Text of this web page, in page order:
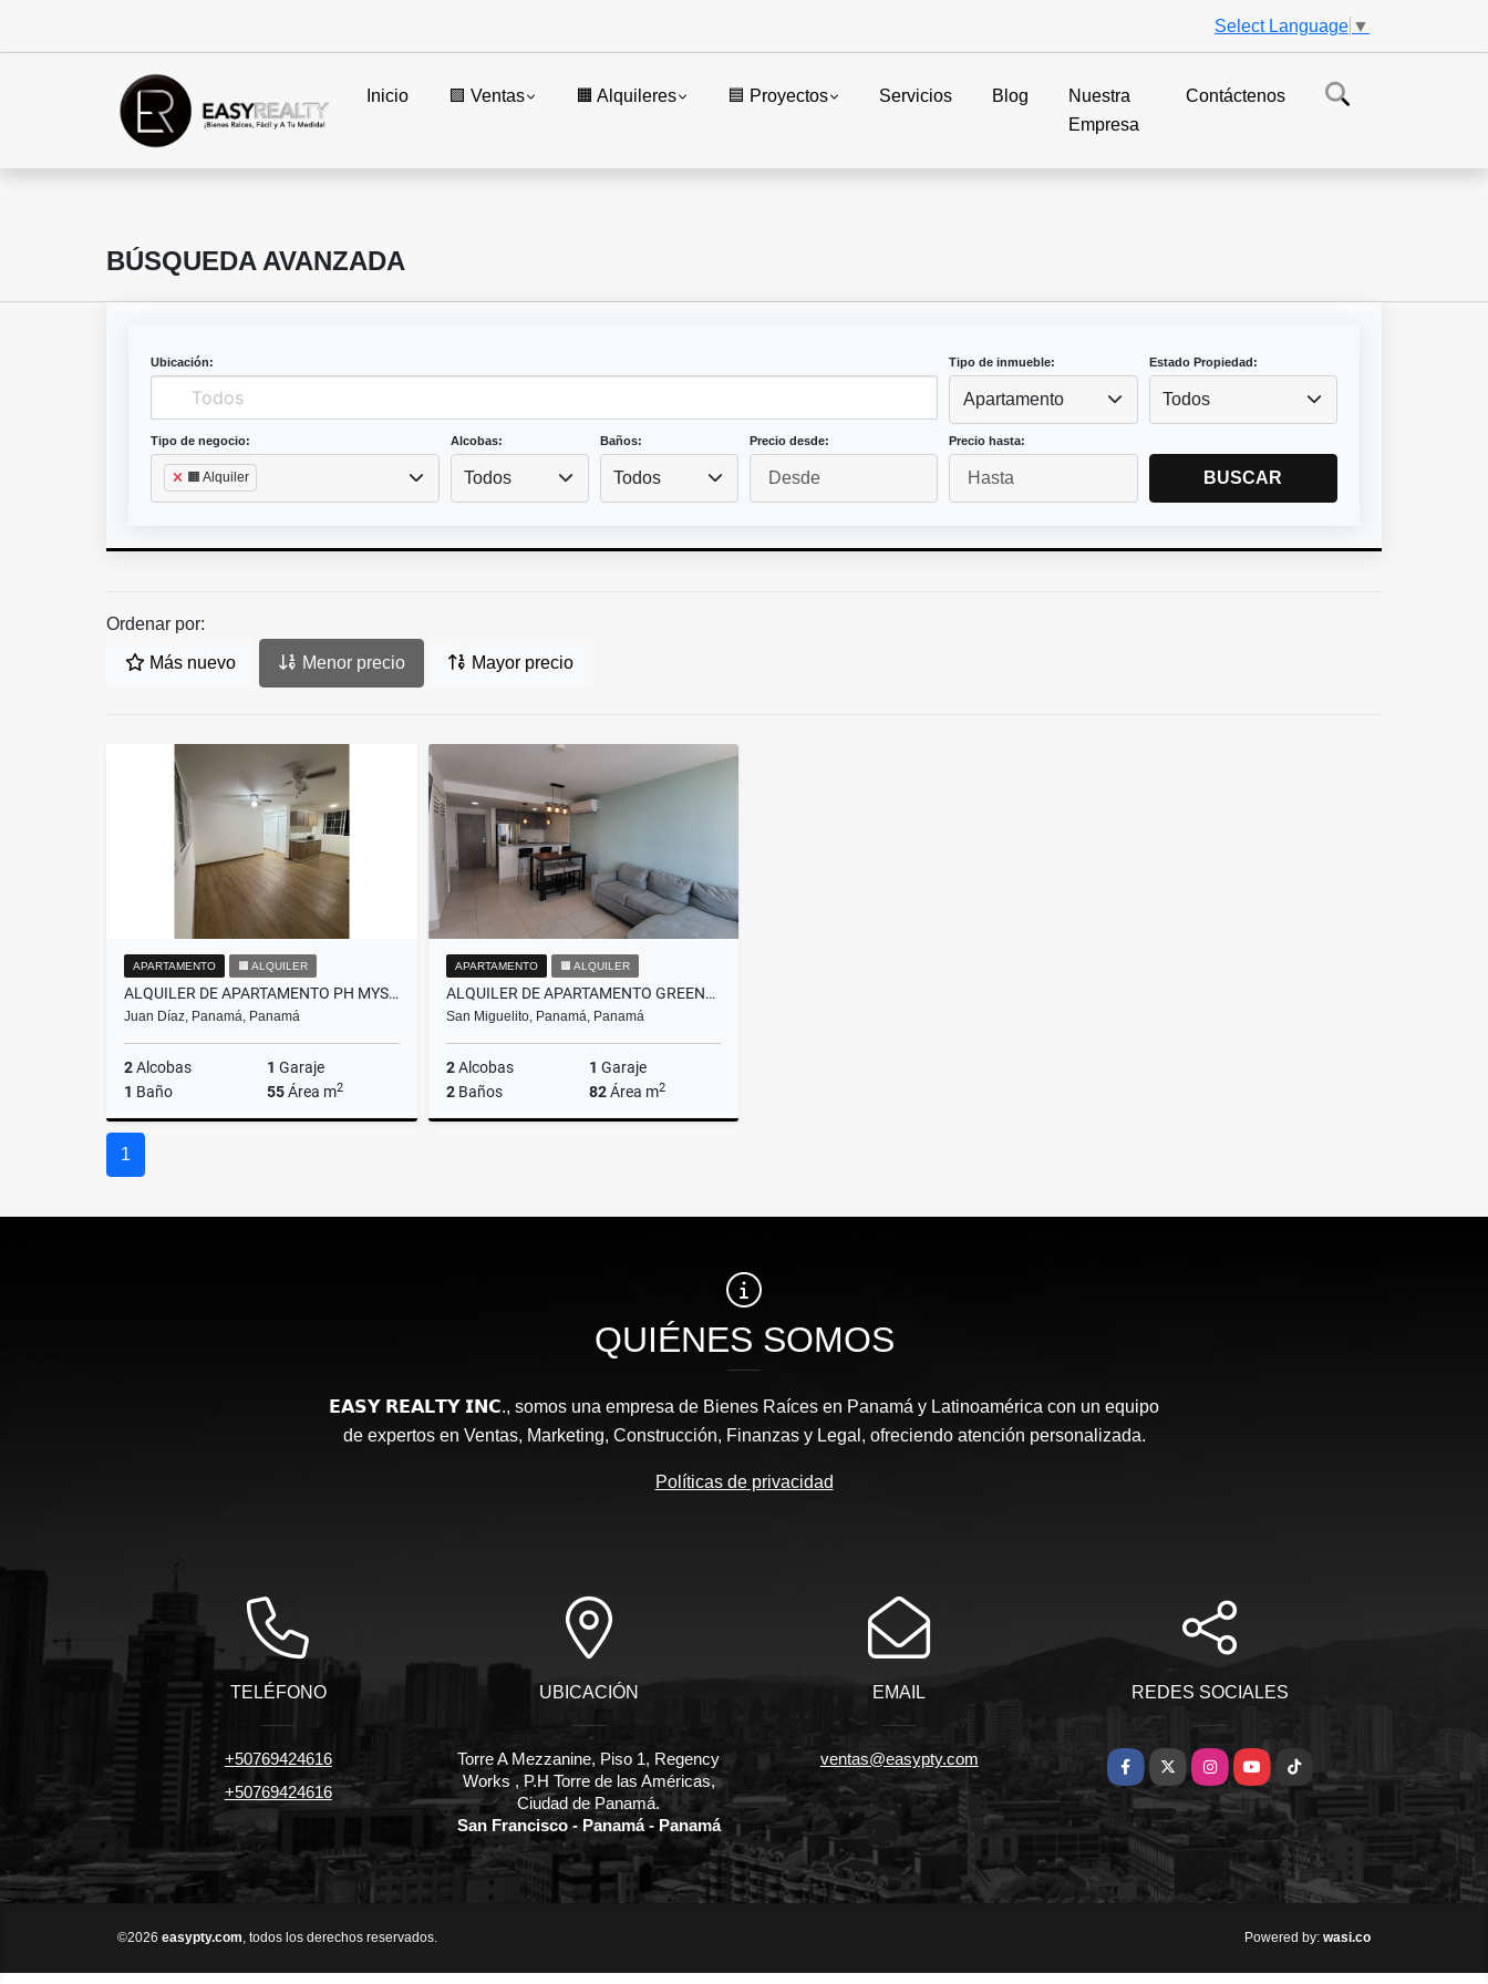
Select Language ▼
Inicio 🟩 Ventas 🟧 Alquileres 🟦 Proyectos Servicios Blog
Nuestra
Empresa
Contáctenos
BÚSQUEDA AVANZADA
Ubicación: Tipo de inmueble:
Apartamento
Estado Propiedad:
Todos
Tipo de negocio:
🟧 Alquiler
Alcobas:
Todos
Baños:
Todos
Precio desde: Precio hasta:
BUSCAR
Ordenar por:
Más nuevo Menor precio Mayor precio
APARTAMENTO 🟧 ALQUILER
ALQUILER DE APARTAMENTO PH MYSTIC HILLS (T4) PSAXPC5-0726
Juan Díaz, Panamá, Panamá
2Alcobas 1 Garaje
1 Baño 55Área m2
APARTAMENTO 🟧 ALQUILER
ALQUILER DE APARTAMENTO GREENWOD TOWERS (T5) PSALSC5-0726
San Miguelito, Panamá, Panamá
2Alcobas 1 Garaje
2Baños 82Área m2
1
QUIÉNES SOMOS
𝗘𝗔𝗦𝗬 𝗥𝗘𝗔𝗟𝗧𝗬 𝗜𝗡𝗖., somos una empresa de Bienes Raíces en Panamá y Latinoamérica con un equipo
de expertos en Ventas, Marketing, Construcción, Finanzas y Legal, ofreciendo atención personalizada.
Políticas de privacidad
TELÉFONO
+50769424616
+50769424616
UBICACIÓN
Torre A Mezzanine, Piso 1, Regency
Works , P.H Torre de las Américas,
Ciudad de Panamá.
San Francisco - Panamá - Panamá
EMAIL
ventas@easypty.com
REDES SOCIALES
Facebook
X InstagramYouTubeTikTok
©2026 easypty.com , todos los derechos reservados. Powered by: wasi.co